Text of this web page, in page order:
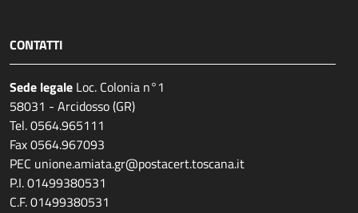
CONTATTI
Sede legale Loc. Colonia n°1
58031 - Arcidosso (GR)
Tel. 0564.965111
Fax 0564.967093
PEC unione.amiata.gr@postacert.toscana.it
P.I. 01499380531
C.F. 01499380531